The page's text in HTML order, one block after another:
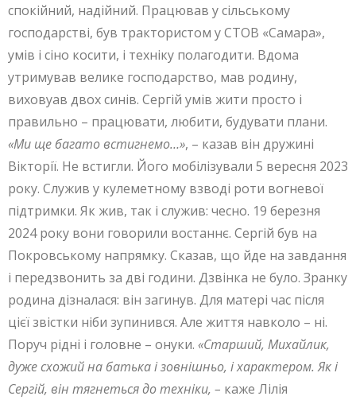
спокійний, надійний. Працював у сільському
господарстві, був трактористом у СТОВ «Самара»,
умів і сіно косити, і техніку полагодити. Вдома
утримував велике господарство, мав родину,
виховуав двох синів. Сергій умів жити просто і
правильно – працювати, любити, будувати плани.
«Ми ще багато встигнемо…», – казав він дружині
Вікторії. Не встигли. Його мобілізували 5 вересня 2023
року. Служив у кулеметному взводі роти вогневої
підтримки. Як жив, так і служив: чесно. 19 березня
2024 року вони говорили востаннє. Сергій був на
Покровському напрямку. Сказав, що йде на завдання
і передзвонить за дві години. Дзвінка не було. Зранку
родина дізналася: він загинув. Для матері час після
цієї звістки ніби зупинився. Але життя навколо – ні.
Поруч рідні і головне – онуки. «Старший, Михайлик,
дуже схожий на батька і зовнішньо, і характером. Як і
Сергій, він тягнеться до техніки, – каже Лілія